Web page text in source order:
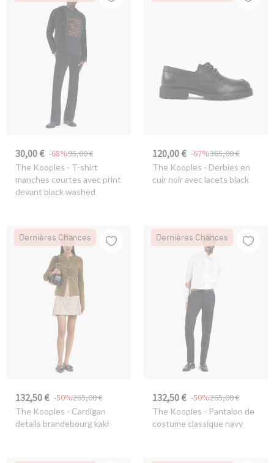
30,00 € 95,00 €
-68%
The Kooples - T-shirt
manches courtes avec print
devant black washed
120,00 € 365,00 €
-67%
The Kooples - Derbies en
cuir noir avec lacets black
Dernières Chances
132,50 € 265,00 €
-50%
The Kooples - Cardigan
details brandebourg kaki
Dernières Chances
132,50 € 265,00 €
-50%
The Kooples - Pantalon de
costume classique navy